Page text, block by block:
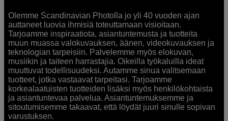
Olemme Scandinavian Photolla jo yli 40 vuoden ajan
auttaneet luovia ihmisiä toteuttamaan visioitaan.
Tarjoamme inspiraatiota, asiantuntemusta ja tuotteita
muun muassa valokuvauksen, äänen, videokuvauksen ja
teknologian tarpeisiin. Palvelemme myös elokuvan,
musiikin ja taiteen harrastajia. Oikeilla työkaluilla ideat
muuttuvat todellisuudeksi. Autamme sinua valitsemaan
tuotteet, jotka vastaavat tarpeitasi. Tarjoamme
korkealaatuisten tuotteiden lisäksi myös henkilökohtaista
ja asiantuntevaa palvelua. Asiantuntemuksemme ja
sitoutumisemme takaavat, että löydät juuri sinulle sopivan
varustuksen.